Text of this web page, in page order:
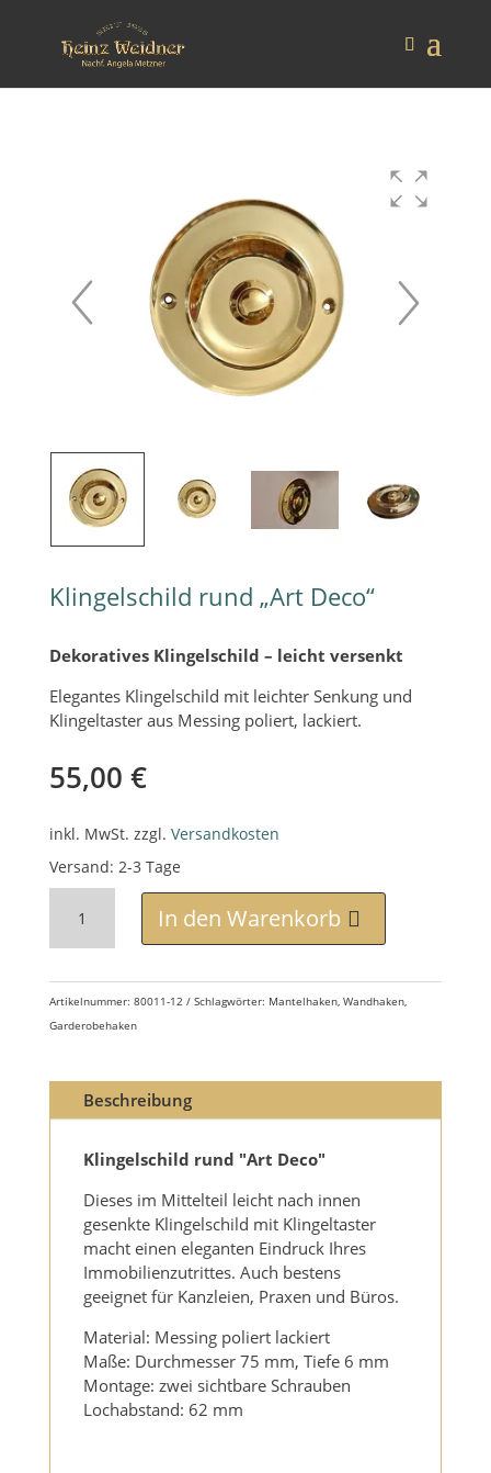
Klingelschild rund „Art Deco“
Dekoratives Klingelschild – leicht versenkt
Elegantes Klingelschild mit leichter Senkung und
Klingeltaster aus Messing poliert, lackiert.
55,00 €
inkl. MwSt. zzgl. Versandkosten
Versand: 2-3 Tage
Klingelschild
Menge
In den Warenkorb
Artikelnummer: 80011-12 Schlagwörter: Mantelhaken, Wandhaken,
Garderobehaken
Beschreibung
Klingelschild rund "Art Deco"
Dieses im Mittelteil leicht nach innen
gesenkte Klingelschild mit Klingeltaster
macht einen eleganten Eindruck Ihres
Immobilienzutrittes. Auch bestens
geeignet für Kanzleien, Praxen und Büros.
Material: Messing poliert lackiert
Maße: Durchmesser 75 mm, Tiefe 6 mm
Montage: zwei sichtbare Schrauben
Lochabstand: 62 mm